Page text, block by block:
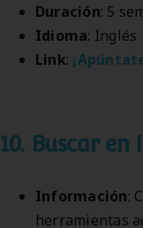
Duración: 5
Idioma: Inglés
Link:
10. Buscar
Información:
herramientas